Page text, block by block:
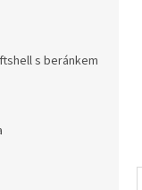
s beránkem